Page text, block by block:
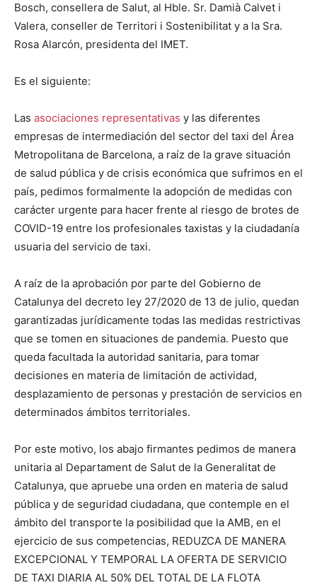
Bosch, consellera de Salut, al Hble. Sr. Damià Calvet i
Valera, conseller de Territori i Sostenibilitat y a la Sra.
Rosa Alarcón, presidenta del IMET.
Es el siguiente:
Las asociaciones representativas y las diferentes
empresas de intermediación del sector del taxi del Área
Metropolitana de Barcelona, a raíz de la grave situación
de salud pública y de crisis económica que sufrimos en el
país, pedimos formalmente la adopción de medidas con
carácter urgente para hacer frente al riesgo de brotes de
COVID-19 entre los profesionales taxistas y la ciudadanía
usuaria del servicio de taxi.
A raíz de la aprobación por parte del Gobierno de
Catalunya del decreto ley 27/2020 de 13 de julio, quedan
garantizadas jurídicamente todas las medidas restrictivas
que se tomen en situaciones de pandemia. Puesto que
queda facultada la autoridad sanitaria, para tomar
decisiones en materia de limitación de actividad,
desplazamiento de personas y prestación de servicios en
determinados ámbitos territoriales.
Por este motivo, los abajo firmantes pedimos de manera
unitaria al Departament de Salut de la Generalitat de
Catalunya, que apruebe una orden en materia de salud
pública y de seguridad ciudadana, que contemple en el
ámbito del transporte la posibilidad que la AMB, en el
ejercicio de sus competencias, REDUZCA DE MANERA
EXCEPCIONAL Y TEMPORAL LA OFERTA DE SERVICIO
DE TAXI DIARIA AL 50% DEL TOTAL DE LA FLOTA